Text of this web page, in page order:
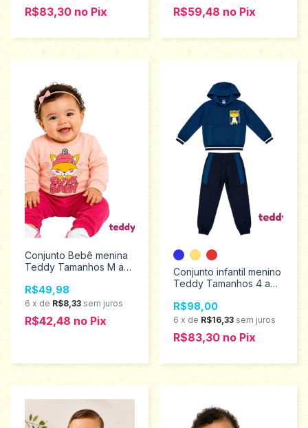
R$83,30 no Pix R$59,48 no Pix
Conjunto Bebê menina
Teddy Tamanhos M ao
R$49,98
6 x de R$8,33 sem juros
R$42,48 no Pix
Conjunto infantil menino
Teddy Tamanhos 4 ao
R$98,00
6 x de R$16,33 sem juros
R$83,30 no Pix